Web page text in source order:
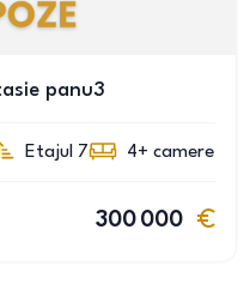
panu3
Etajul 7 4+ camere
300 000